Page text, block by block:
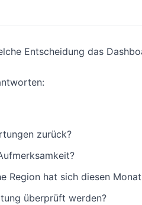
Entscheidung das
zurück?
Region hat sich diesen
überprüft werden?